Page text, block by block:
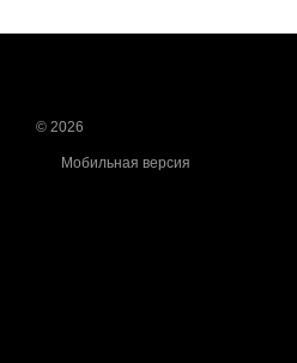
© 2026
Мобильная версия